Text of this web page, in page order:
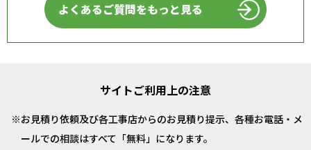
よくあるご質問をもっと見る
サイトご利用上の注意
お見積り依頼及び各工事店からのお見積り提示、各種お電話・メ
ールでの相談はすべて「無料」になります。